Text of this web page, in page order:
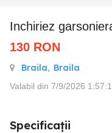
inchiriez
130 RON
Braila, Braila
Valabil din 7/9/2026
Specificații